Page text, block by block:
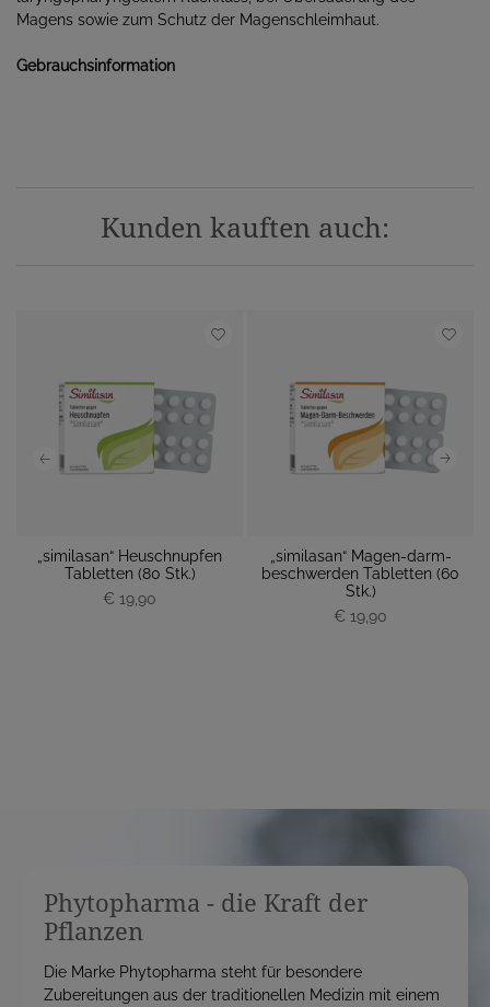
Magens sowie zum Schutz der Magenschleimhaut.
Gebrauchsinformation
Kunden kauften auch:
„similasan“ Heuschnupfen
Tabletten (80 Stk.)
€ 19,90
„similasan“ Magen-darm-
beschwerden Tabletten (60
Stk.)
€ 19,90
Phytopharma - die Kraft der
Pflanzen
Die Marke Phytopharma steht für besondere
Zubereitungen aus der traditionellen Medizin mit einem